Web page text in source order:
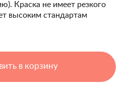
Краска не имеет резкого
высоким стандартам
в корзину